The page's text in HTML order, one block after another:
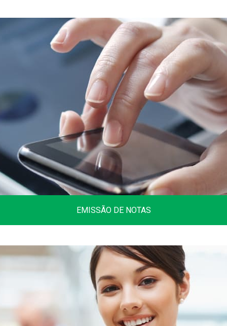
Tabelas variadas, alíquotas, códigos,
donwloads, tabelas do simples e tabelas do
trabalho.
Clique aqui
Tire aqui todas as suas dúvidas na emissão
de Notas Fiscais em vários estados
brasileiros.
EMISSÃO DE NOTAS